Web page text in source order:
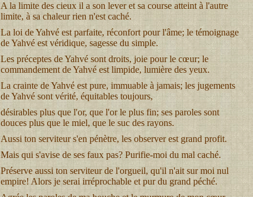
A la limite des cieux il a son lever et sa course atteint à l'autre
limite, à sa chaleur rien n'est caché.
La loi de Yahvé est parfaite, réconfort pour l'âme; le témoignage
de Yahvé est véridique, sagesse du simple.
Les préceptes de Yahvé sont droits, joie pour le cœur; le
commandement de Yahvé est limpide, lumière des yeux.
La crainte de Yahvé est pure, immuable à jamais; les jugements
de Yahvé sont vérité, équitables toujours,
désirables plus que l'or, que l'or le plus fin; ses paroles sont
douces plus que le miel, que le suc des rayons.
Aussi ton serviteur s'en pénètre, les observer est grand profit.
Mais qui s'avise de ses faux pas? Purifie-moi du mal caché.
Préserve aussi ton serviteur de l'orgueil, qu'il n'ait sur moi nul
empire! Alors je serai irréprochable et pur du grand péché.